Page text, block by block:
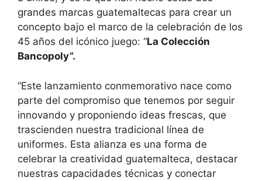
grandes marcas guatemaltecas para crear un
concepto bajo el marco de la celebración de los
45 años del icónico juego: “La Colección
Bancopoly”.
“Este lanzamiento conmemorativo nace como
parte del compromiso que tenemos por seguir
innovando y proponiendo ideas frescas, que
trascienden nuestra tradicional línea de
uniformes. Esta alianza es una forma de
celebrar la creatividad guatemalteca, destacar
nuestras capacidades técnicas y conectar